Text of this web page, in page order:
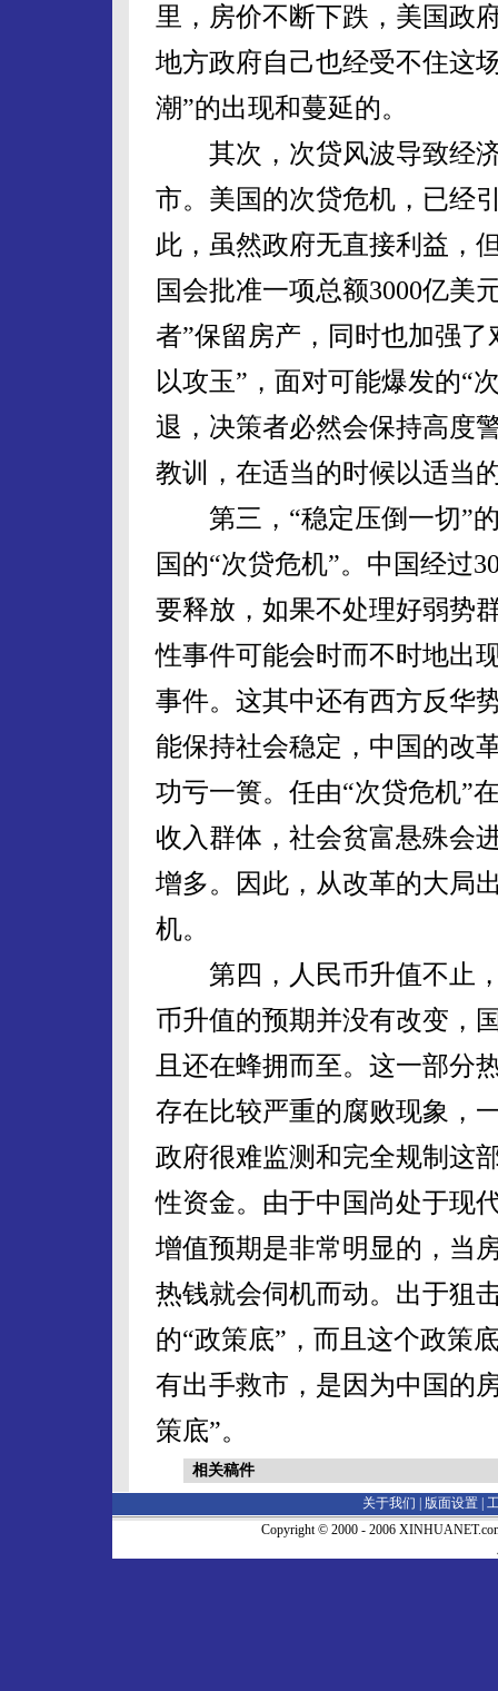
里，房价不断下跌，美国政
地方政府自己也经受不住这
潮”的出现和蔓延的。
其次，次贷风波导致经济
市。美国的次贷危机，已经
此，虽然政府无直接利益，
国会批准一项总额3000亿美
者”保留房产，同时也加强
以攻玉”，面对可能爆发的“
退，决策者必然会保持高度
教训，在适当的时候以适当
第三，“稳定压倒一切”的
国的“次贷危机”。中国经过
要释放，如果不处理好弱势
性事件可能会时而不时地出
事件。这其中还有西方反华
能保持社会稳定，中国的改
功亏一篑。任由“次贷危机”
收入群体，社会贫富悬殊会
增多。因此，从改革的大局
机。
第四，人民币升值不止，
币升值的预期并没有改变，
且还在蜂拥而至。这一部分
存在比较严重的腐败现象，
政府很难监测和完全规制这
性资金。由于中国尚处于现
增值预期是非常明显的，当
热钱就会伺机而动。出于狙
的“政策底”，而且这个政策
有出手救市，是因为中国的
策底”。
相关稿件
关于我们 | 版面设置
Copyright © 2000 - 2006